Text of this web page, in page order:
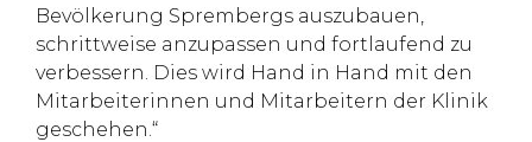
Bevölkerung Sprembergs auszubauen,
schrittweise anzupassen und fortlaufend zu
verbessern. Dies wird Hand in Hand mit den
Mitarbeiterinnen und Mitarbeitern der Klinik
geschehen.“